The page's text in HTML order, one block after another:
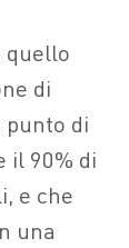
quello
di
di
il 90% di
e che
una